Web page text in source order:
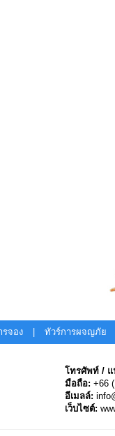
รจอง ทัวร์การผจญภัย
โทรศัพท์ /
มือถือ: +66
อีเมลล์:
เว็บไซต์: